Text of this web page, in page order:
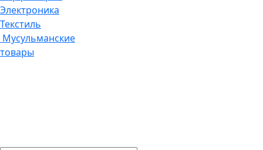
Электроника
Текстиль
Мусульманские
товары